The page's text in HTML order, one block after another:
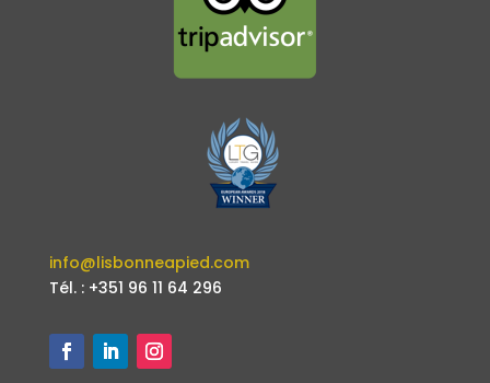
info@lisbonneapied.com
Tél. : +351 96 11 64 296